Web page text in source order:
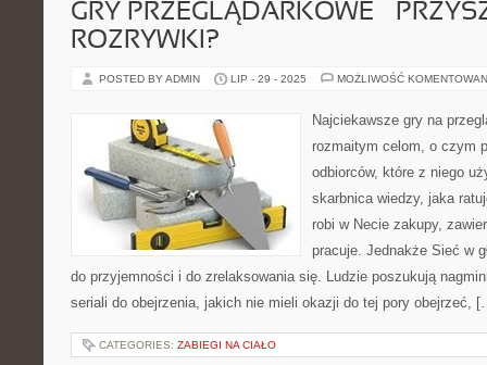
GRY PRZEGLĄDARKOWE –
ROZRYWKI?
POSTED BY ADMIN LIP - 29 - 2025 MOŻLIWOŚĆ
Najciekawsze gry na
rozmaitym celom, o czym
odbiorców, które z niego
skarbnica wiedzy, jaka
robi w Necie zakupy,
pracuje. Jednakże Sieć w
do przyjemności i do zrelaksowania się. Ludzie poszukują
seriali do obejrzenia, jakich nie mieli okazji do tej pory obejrzeć,
CATEGORIES: ZABIEGI NA CIAŁO